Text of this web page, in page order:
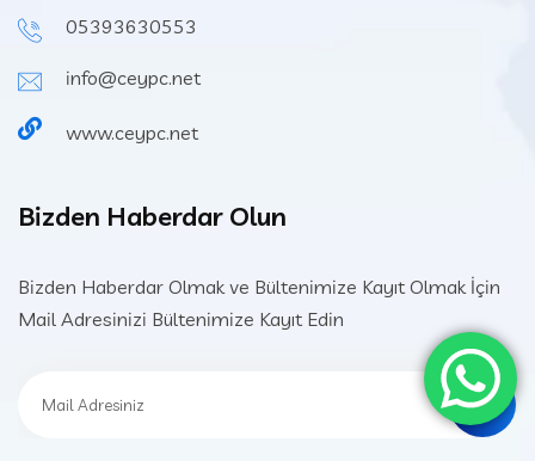
05393630553
info@ceypc.net
www.ceypc.net
Bizden Haberdar Olun
Bizden Haberdar Olmak ve Bültenimize Kayıt Olmak İçin
Mail Adresinizi Bültenimize Kayıt Edin